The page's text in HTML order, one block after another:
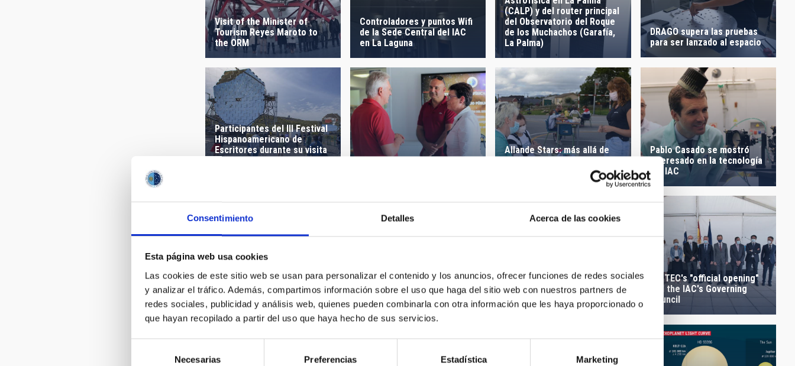
Consentimiento Detalles Acerca de las cookies
Esta página web usa cookies
Las cookies de este sitio web se usan para personalizar el contenido y los anuncios, ofrecer funciones de redes sociales
y analizar el tráfico. Además, compartimos información sobre el uso que haga del sitio web con nuestros partners de
redes sociales, publicidad y análisis web, quienes pueden combinarla con otra información que les haya proporcionado o
que hayan recopilado a partir del uso que haya hecho de sus servicios.
Necesarias Preferencias Estadística Marketing
Visit of the Minister of
Tourism Reyes Maroto to
the ORM
Controladores y puntos Wifi
de la Sede Central del IAC
en La Laguna
(CALP) y del router principal
del Observatorio del Roque
de los Muchachos (Garafía,
La Palma)
DRAGO supera las pruebas
para ser lanzado al espacio
Participantes del III Festival
Hispanoamericano de
Escritores durante su visita
al Observatorio del Roque
Ana Rosa Mena vista la sede
Allande Stars: más allá de
las estrellas, más cerca de
Pablo Casado se mostró
interesado en la tecnología
del IAC
Asistentes al acto de
conmemoración del 30º
aniversario de la Ley del
Cielo
Imágenes "Astronomy
Education Adventure in the
Canary Islands 2020"
NRT Gallery
IACTEC's "official opening"
and the IAC's Governing
Council